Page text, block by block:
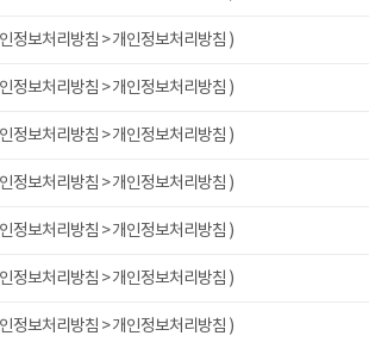
정보처리방침 > 개인정보처리방침 )
정보처리방침 > 개인정보처리방침 )
정보처리방침 > 개인정보처리방침 )
정보처리방침 > 개인정보처리방침 )
정보처리방침 > 개인정보처리방침 )
정보처리방침 > 개인정보처리방침 )
정보처리방침 > 개인정보처리방침 )